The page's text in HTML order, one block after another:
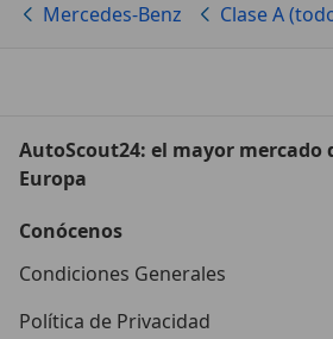
Mercedes-Benz Clase A
AutoScout24: el mayor mercado
Europa
Conócenos
Condiciones Generales
Política de Privacidad